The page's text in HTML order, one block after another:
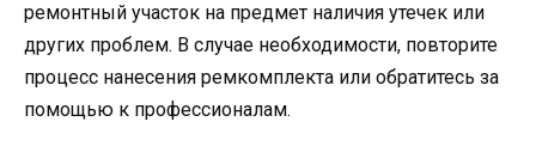
ремонтный участок на предмет наличия утечек или
других проблем. В случае необходимости, повторите
процесс нанесения ремкомплекта или обратитесь за
помощью к профессионалам.